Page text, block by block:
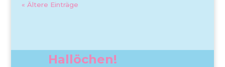
« Ältere Einträge
Hallöchen!